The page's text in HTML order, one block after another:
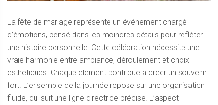
La fête de mariage représente un événement chargé
d’émotions, pensé dans les moindres détails pour refléter
une histoire personnelle. Cette célébration nécessite une
vraie harmonie entre ambiance, déroulement et choix
esthétiques. Chaque élément contribue à créer un souvenir
fort. L’ensemble de la journée repose sur une organisation
fluide, qui suit une ligne directrice précise. L’aspect